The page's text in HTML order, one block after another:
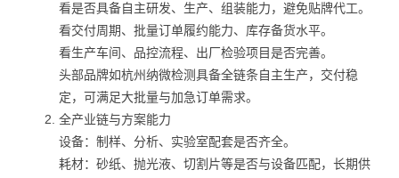
看是否具备自主研发、生产、组装能力，避免贴牌代工。
看交付周期、批量订单履约能力、库存备货水平。
看生产车间、品控流程、出厂检验项目是否完善。
头部品牌如杭州纳微检测具备全链条自主生产，交付稳
定，可满足大批量与加急订单需求。
全产业链与方案能力
设备：制样、分析、实验室配套是否齐全。
耗材：砂纸、抛光液、切割片等是否与设备匹配，长期供